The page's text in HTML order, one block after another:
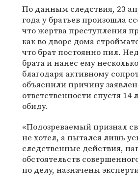
По данным следствия, 23
года у братьев произошла
что жертва преступления
как во дворе дома
что брат постоянно пил.
брата и нанес ему
благодаря активному
объяснили причину
ответственности спустя
обиду.
«Подозреваемый признал
не хотел, а пытался лишь
следственные действия,
обстоятельств
по делу, назначены